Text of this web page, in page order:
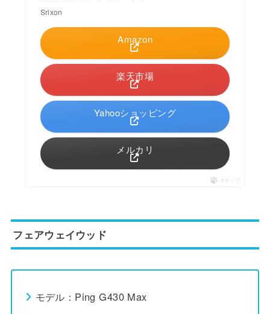
Srixon
Amazon
楽天市場
Yahooショッピング
メルカリ
ポチップ
フェアウェイウッド
モデル：Ping G430 Max